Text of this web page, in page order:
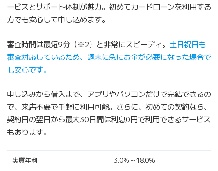
ービスとサポート体制が魅力。初めてカードローンを利用する
方でも安心して申し込めます。
審査時間は最短9分（※2）と非常にスピーディ。 土日祝日も
審査対応しているため、週末に急にお金が必要になった場合で
も安心です。
申し込みから借入まで、アプリやパソコンだけで完結できるの
で、来店不要で手軽に利用可能。さらに、初めての契約なら、
契約日の翌日から最大30日間は利息0円で利用できるサービス
もあります。
実質年利 3.0％～18.0％